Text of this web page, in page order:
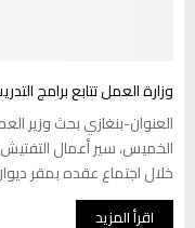
وزارة العمل تتابع برامج
العنوان-بنغازي بحث وزير
الخميس، سير أعمال
خلال اجتماع عقده بمقر
اقرأ المزيد